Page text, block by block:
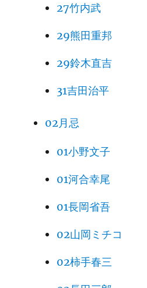
27竹内武
29熊田重邦
29鈴木直吉
31吉田治平
02月忌
01小野文子
01河合幸尾
01長岡省吾
02山岡ミチコ
02柿手春三